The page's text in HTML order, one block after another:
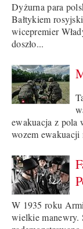
Dyżurna para
Bałtykiem
wicepremier
doszło...
ewakuacja z pola
wozem ewakuacji
W 1935 roku
wielkie manewry.